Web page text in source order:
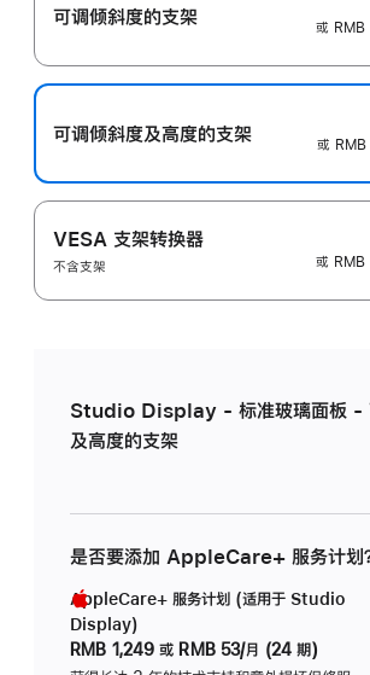
可调倾斜度的支架
或
可调倾斜度及高‍度的支‍架
或
VESA 支架转换器
不含支架
或
Studio Display - 标准玻璃面板 -
及高度的支架
是否要添加 AppleCare+ 服务计划
AppleCare+ 服务计划 (适用于 Studio
Display)
RMB 1,249 或 RMB 53/月 (24 期)